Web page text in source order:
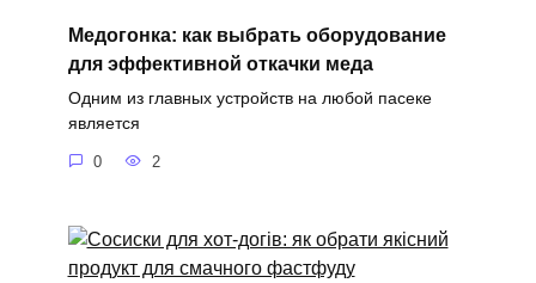
Медогонка: как выбрать оборудование
для эффективной откачки меда
Одним из главных устройств на любой пасеке
является
0 2